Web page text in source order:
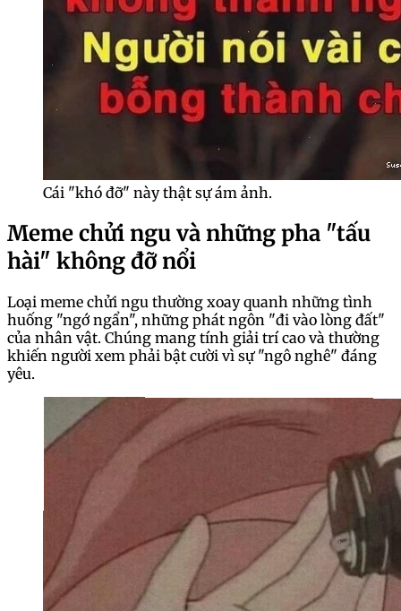
Cái "khó đỡ" này thật sự ám ảnh.
Meme chửi ngu và những pha "tấu
hài" không đỡ nổi
Loại meme chửi ngu thường xoay quanh những tình
huống "ngớ ngẩn", những phát ngôn "đi vào lòng đất"
của nhân vật. Chúng mang tính giải trí cao và thường
khiến người xem phải bật cười vì sự "ngô nghê" đáng
yêu.